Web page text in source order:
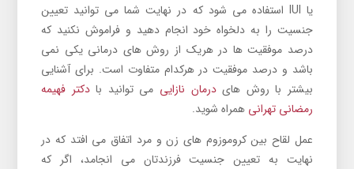
یا IUI استفاده می شود که در نهایت شما می توانید تعیین
جنسیت را به دلخواه خود انجام دهید و فراموش نکنید که
درصد موفقیت ها در هریک از روش های درمانی یکی نمی
باشد و درصد موفقیت در هرکدام متفاوت است. برای آشنایی
بیشتر با روش هایدرمان نازایی می توانید بادکتر فهیمه
رمضانی تهرانی همراه شوید.
عمل لقاح بین کروموزوم های زن و مرد اتفاق می افتد که در
نهایت به تعیین جنسیت فرزندتان می انجامد، اگر که